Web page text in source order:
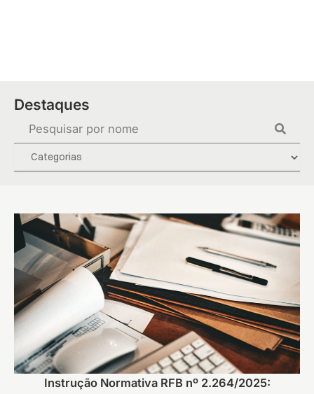
Destaques
Instrução Normativa RFB nº 2.264/2025: